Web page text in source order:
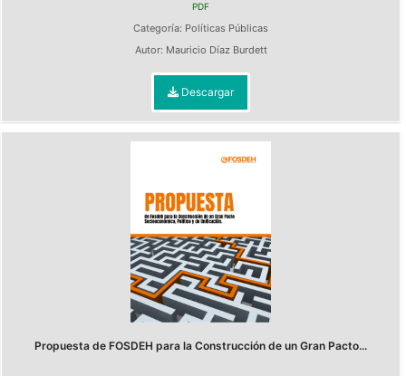
PDF
Categoría: Políticas Públicas
Autor: Mauricio Díaz Burdett
Descargar
Propuesta de FOSDEH para la Construcción de un Gran Pacto...